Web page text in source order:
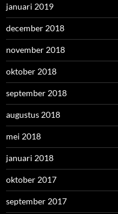
januari 2019
december 2018
november 2018
oktober 2018
september 2018
augustus 2018
mei 2018
januari 2018
oktober 2017
september 2017